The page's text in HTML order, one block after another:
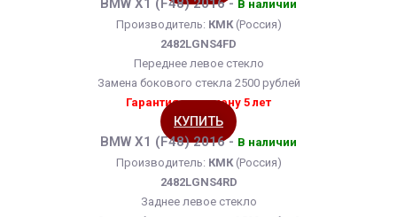
BMW X1 (F48) 2016 - В наличии
Производитель: КМК(Россия)
2482LGNS4FD
Переднее левое стекло
Замена бокового стекла 2500 рублей
Гарантия на замену 5 лет
КУПИТЬ
BMW X1 (F48) 2016 - В наличии
Производитель: КМК(Россия)
2482LGNS4RD
Заднее левое стекло